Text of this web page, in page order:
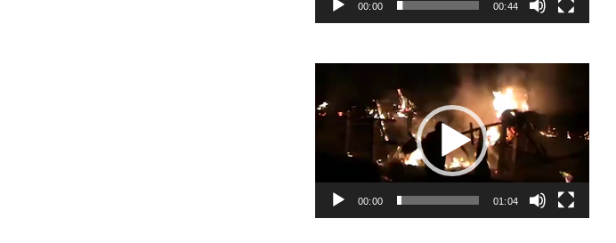
00:00 00:44
Player
00:00 01:04